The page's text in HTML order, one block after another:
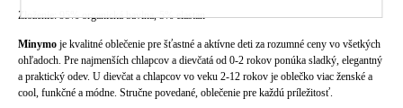
Zloženie: 95% organická bavlna, 5% elastan
Minymo je kvalitné oblečenie pre šťastné a aktívne deti za rozumné ceny vo všetkých
ohľadoch. Pre najmenších chlapcov a dievčatá od 0-2 rokov ponúka sladký, elegantný
a praktický odev. U dievčat a chlapcov vo veku 2-12 rokov je oblečko viac ženské a
cool, funkčné a módne. Stručne povedané, oblečenie pre každú príležitosť.